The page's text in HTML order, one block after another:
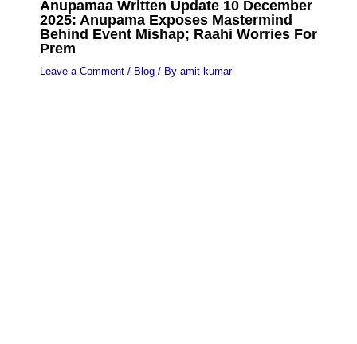
Anupamaa Written Update 10 December
2025: Anupama Exposes Mastermind
Behind Event Mishap; Raahi Worries For
Prem
Leave a Comment / Blog/ By amit kumar